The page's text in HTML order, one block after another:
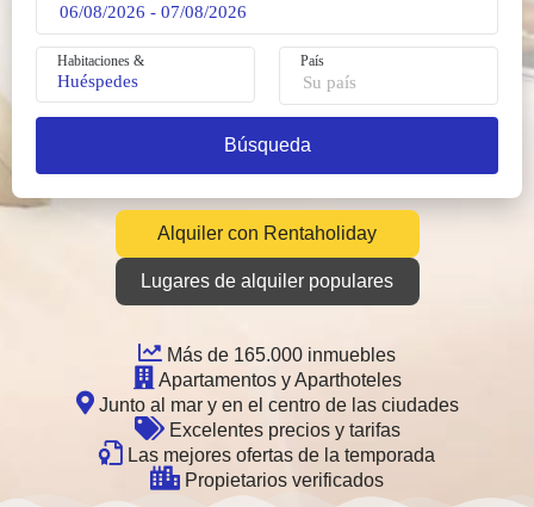
Habitaciones &
Huéspedes
País
Alquiler con Rentaholiday
Lugares de alquiler populares
Más de 165.000 inmuebles
Apartamentos y Aparthoteles
Junto al mar y en el centro de las ciudades
Excelentes precios y tarifas
Las mejores ofertas de la temporada
Propietarios verificados